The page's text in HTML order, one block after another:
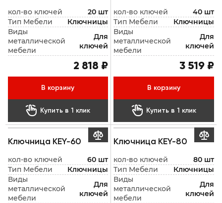
кол-во ключей
20 шт
Тип Мебели
Ключницы
Виды
металлической
мебели
Для
ключей
2 818 ₽
В корзину
 Купить в 1 клик
кол-во ключей
40 шт
Тип Мебели
Ключницы
Виды
металлической
мебели
Для
ключей
3 519 ₽
В корзину
 Купить в 1 клик
Ключница KEY-60
кол-во ключей
60 шт
Тип Мебели
Ключницы
Виды
металлической
мебели
Для
ключей

Ключница KEY-80
кол-во ключей
80 шт
Тип Мебели
Ключницы
Виды
металлической
мебели
Для
ключей
